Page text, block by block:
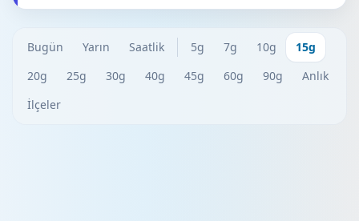
Bugün Yarın Saatlik 5g 7g 10g
15g
20g
25g 30g 40g 45g 60g 90g
Anlık
İlçeler